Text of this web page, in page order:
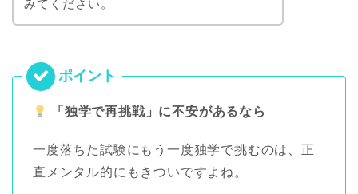
みてください。
「独学で再挑戦」に不安があるなら
一度落ちた試験にもう一度独学で挑むのは、正
直メンタル的にもきついですよね。